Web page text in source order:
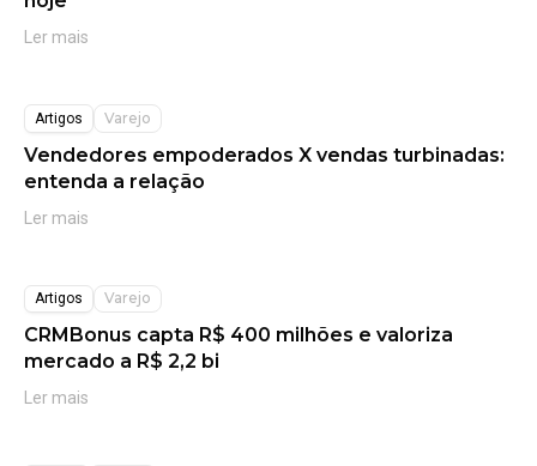
Ler mais
Artigos Varejo
Vendedores empoderados X vendas turbinadas:
entenda a relação
Ler mais
Artigos Varejo
CRMBonus capta R$ 400 milhões e valoriza
mercado a R$ 2,2 bi
Ler mais